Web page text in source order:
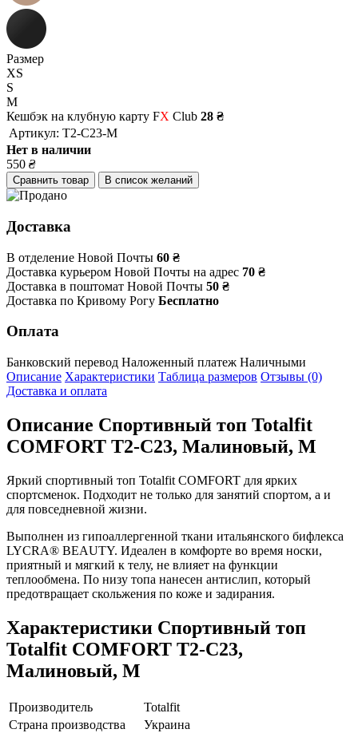
Размер
XS
S
M
Кешбэк на клубную карту FX Club 28 ₴
Артикул: T2-C23-M
Нет в наличии
550 ₴
Сравнить товар В список желаний
Доставка
В отделение Новой Почты 60 ₴
Доставка курьером Новой Почты на адрес 70 ₴
Доставка в поштомат Новой Почты 50 ₴
Доставка по Кривому Рогу Бесплатно
Оплата
Банковский перевод Наложенный платеж Наличными
Описание Характеристики Таблица размеров Отзывы (0)
Доставка и оплата
Описание Спортивный топ Totalfit
COMFORT T2-C23, Малиновый, M
Яркий спортивный топ Totalfit COMFORT для ярких
спортсменок. Подходит не только для занятий спортом, а и
для повседневной жизни.
Выполнен из гипоаллергенной ткани итальянского бифлекса
LYCRA® BEAUTY. Идеален в комфорте во время носки,
приятный и мягкий к телу, не влияет на функции
теплообмена. По низу топа нанесен антислип, который
предотвращает скольжения по коже и задирания.
Характеристики Спортивный топ
Totalfit COMFORT T2-C23,
Малиновый, M
Производитель
Totalfit
Страна производства
Украина